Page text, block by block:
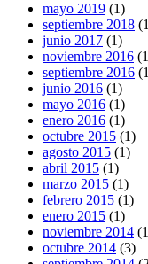
mayo 2019 (1)
septiembre 2018
junio 2017 (1)
noviembre 2016
septiembre 2016
junio 2016 (1)
mayo 2016 (1)
enero 2016 (1)
octubre 2015 (1)
agosto 2015 (1)
abril 2015 (1)
marzo 2015 (1)
febrero 2015 (1)
enero 2015 (1)
noviembre 2014
octubre 2014 (3)